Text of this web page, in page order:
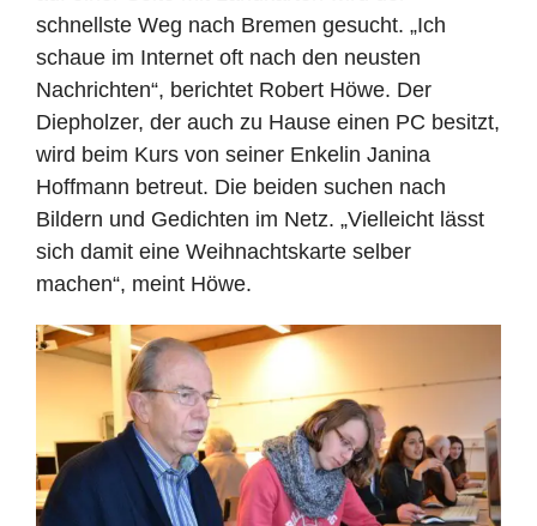
schnellste Weg nach Bremen gesucht. „Ich
schaue im Internet oft nach den neusten
Nachrichten“, berichtet Robert Höwe. Der
Diepholzer, der auch zu Hause einen PC besitzt,
wird beim Kurs von seiner Enkelin Janina
Hoffmann betreut. Die beiden suchen nach
Bildern und Gedichten im Netz. „Vielleicht lässt
sich damit eine Weihnachtskarte selber
machen“, meint Höwe.